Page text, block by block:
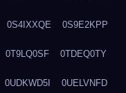
0S4IXXQE 0S9E2KPP
0T9LQ0SF 0TDEQ0TY
0UDKWD5I 0UELVNFD